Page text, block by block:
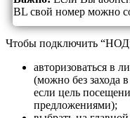
BL свой номер можно
Чтобы подключить
авторизоваться в
(можно без захода
если цель
предложениями);